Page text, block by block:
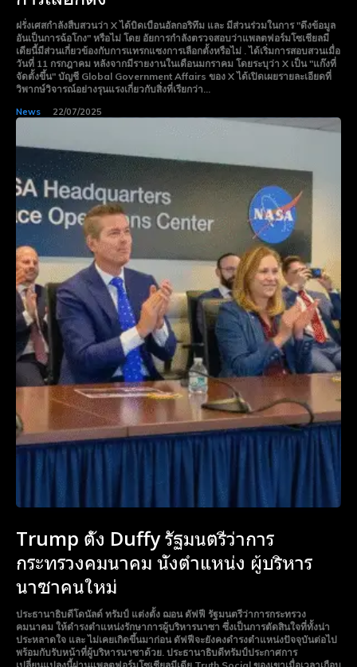
ฝรั่งเศสกำลังสืบสวนว่า X ได้บิดเบือนอัลกอริทึม และ มีส่วนร่วมในการ "ดึงข้อมูล
อันเป็นการฉ้อโกง" หรือไม่ โดย อัยการกำลังตรวจสอบว่าแพลตฟอร์มโซเชียลมี
เดียนี้มีส่วนเกี่ยวข้องกับการแทรกแซงการเลือกตั้งหรือไม่ . ได้เริ่มการสอบสวนเมื่อ
วันที่ 11 กรกฎาคม หลังจากมีรายงานในเดือนมกราคม โดยระบุว่า X เป็น "แก๊งที่
จัดตั้งขึ้น" บัญชี Global Government Affairs ของ X ได้เปิดเผยรายละเอียดที่
วิพากษ์วิจารณ์อย่างรุนแรงเกี่ยวกับสิ่งที่เรียกว่า...
News 22/07/2025
Trump ตั้ง Duffy รัฐมนตรีว่าการ
กระทรวงคมนาคม นั่งตำแหน่ง ผู้บริหาร
นาซาคนใหม่
ประธานาธิบดีโดนัลด์ ทรัมป์ แต่งตั้ง ฌอน ดัฟฟี รัฐมนตรีว่าการกระทรวง
คมนาคม ให้ดำรงตำแหน่งรักษาการผู้บริหารนาซา ซึ่งเป็นการตัดสินใจที่ทั้งน่า
ประหลาดใจ และ ไม่เคยเกิดขึ้นมาก่อน ดัฟฟีจะยังคงดำรงตำแหน่งปัจจุบันต่อไป
พร้อมกับรับหน้าที่ผู้บริหารนาซาด้วย. ประธานาธิบดีทรัมป์ประกาศการ